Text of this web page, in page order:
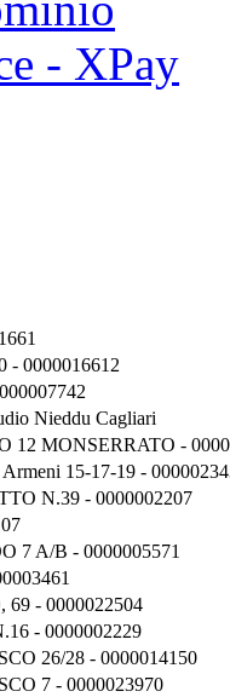
- XPay
0000016612
Nieddu Cagliari
MONSERRATO -
15-17-19 -
N.39 - 0000002207
7 A/B - 0000005571
- 0000022504
- 0000002229
26/28 - 0000014150
7 - 0000023970